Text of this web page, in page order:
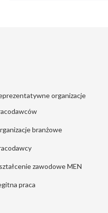
organizacje
branżowe
zawodowe MEN
praca